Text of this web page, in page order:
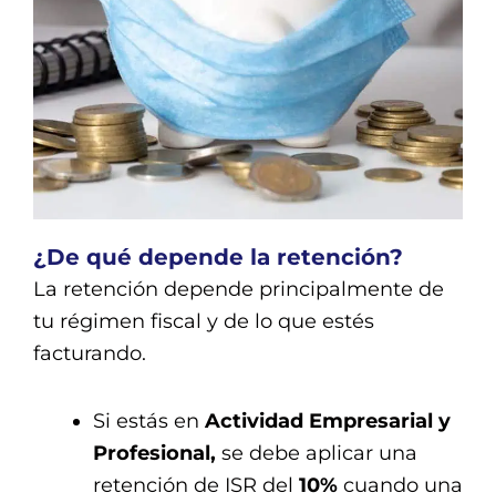
¿De qué depende la retención?
La retención depende principalmente de
tu régimen fiscal y de lo que estés
facturando.
Si estás en Actividad Empresarial y
Profesional, se debe aplicar una
retención de ISR del 10% cuando una